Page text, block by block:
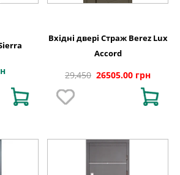
Вхідні двері Страж Berez Lux
Accord
29,450 26505.00 грн